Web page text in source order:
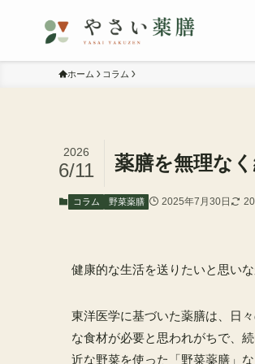
ホーム コラム
薬膳を無理な
2026
6/11
コラム 野菜薬膳 2025年7月30日
健康的な生活を送りたいと思い
東洋医学に基づいた薬膳は、日
な食材が必要と思われがちで、
近な野菜を使った「野菜薬膳」